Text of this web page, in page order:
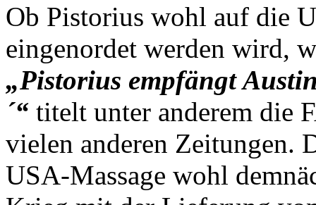
Ob Pistorius wohl auf die
eingenordet werden wird,
„Pistorius empfängt
´“ titelt unter anderem die
vielen anderen Zeitungen.
USA-Massage wohl